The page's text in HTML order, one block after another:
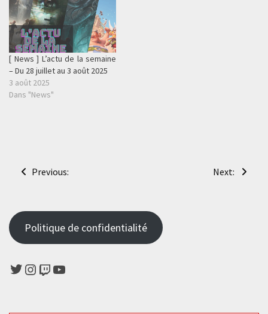
[ News ] L’actu de la semaine
– Du 28 juillet au 3 août 2025
3 août 2025
Dans "News"
Navigation
l’article
Previous: Next:
Politique de confidentialité
Twitter
Instagram
TwitchYouTube